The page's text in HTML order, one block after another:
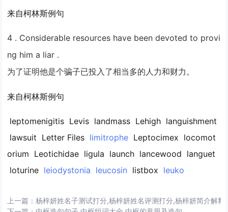
来自柯林斯例句
4 . Considerable resources have been devoted to provi
ng him a liar .
为了证明他是个骗子已投入了相当多的人力和财力。
来自柯林斯例句
leptomenigitis Levis landmass Lehigh languishment
lawsuit Letter Files limitrophe Leptocimex locomot
orium Leotichidae ligula launch lancewood languet
loturine leiodystonia leucosin listbox leuko
上一篇：杨梓妍姓名子测试打分,杨梓妍姓名评测打分,杨梓妍简介解释